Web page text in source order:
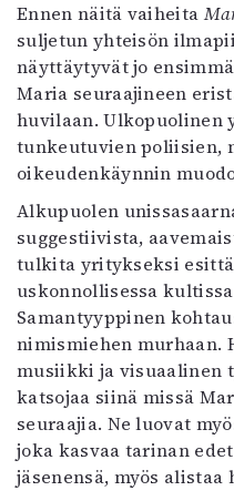
Ennen näitä vaiheita
suljetun yhteisön
näyttäytyvät jo
Maria seuraajineen
huvilaan. Ulkopuolinen
tunkeutuvien poliisien,
oikeudenkäynnin
Alkupuolen
suggestiivista,
tulkita yritykseksi
uskonnollisessa
Samantyyppinen
nimismiehen murhaan.
musiikki ja visuaalinen
katsojaa siinä missä
seuraajia. Ne luovat
joka kasvaa tarinan
jäsenensä, myös alistaa